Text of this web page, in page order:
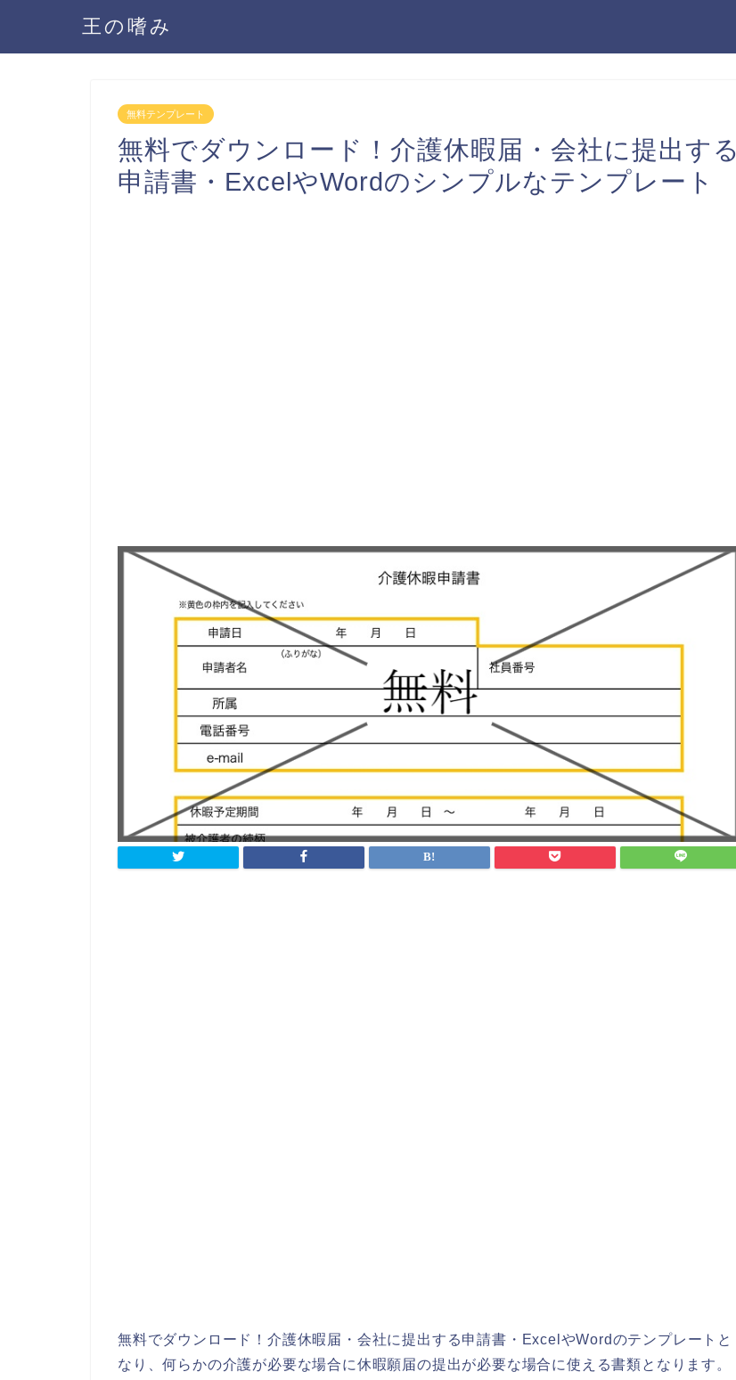
王の嗜み
無料テンプレート
無料でダウンロード！介護休暇届・会社に提出する
申請書・ExcelやWordのシンプルなテンプレート
無料でダウンロード！介護休暇届・会社に提出する申請書・ExcelやWordのテンプレートと
なり、何らかの介護が必要な場合に休暇願届の提出が必要な場合に使える書類となります。